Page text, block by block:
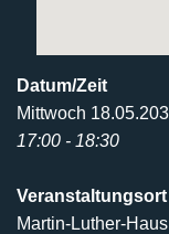
Datum/Zeit
Mittwoch
17:00 - 18:30
Veranstaltungsort
Martin-Luther-